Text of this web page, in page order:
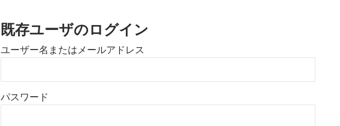
既存ユーザのログイン
ユーザー名またはメールアドレス
パスワード